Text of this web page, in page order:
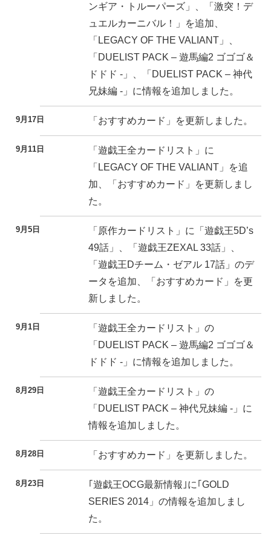
ンギア・トルーパーズ」、「激突！デ
ュエルカーニバル！」を追加、
「LEGACY OF THE VALIANT」、
「DUELIST PACK – 遊馬編2 ゴゴゴ＆
ドドド -」、「DUELIST PACK – 神代
兄妹編 -」に情報を追加しました。
9月17日 「おすすめカード」を更新しました。
9月11日
「遊戯王全カードリスト」に
「LEGACY OF THE VALIANT」を追
加、「おすすめカード」を更新しまし
た。
9月5日
「原作カードリスト」に「遊戯王5D’s
49話」、「遊戯王ZEXAL 33話」、
「遊戯王Dチーム・ゼアル 17話」のデ
ータを追加、「おすすめカード」を更
新しました。
9月1日
「遊戯王全カードリスト」の
「DUELIST PACK – 遊馬編2 ゴゴゴ＆
ドドド -」に情報を追加しました。
8月29日
「遊戯王全カードリスト」の
「DUELIST PACK – 神代兄妹編 -」に
情報を追加しました。
8月28日 「おすすめカード」を更新しました。
8月23日
｢遊戯王OCG最新情報｣に｢GOLD
SERIES 2014」の情報を追加しまし
た。